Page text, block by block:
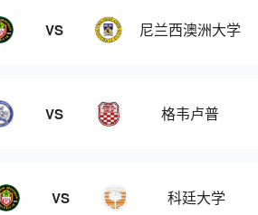
VS 尼兰西澳洲大学
VS 格韦卢普
VS 科廷大学